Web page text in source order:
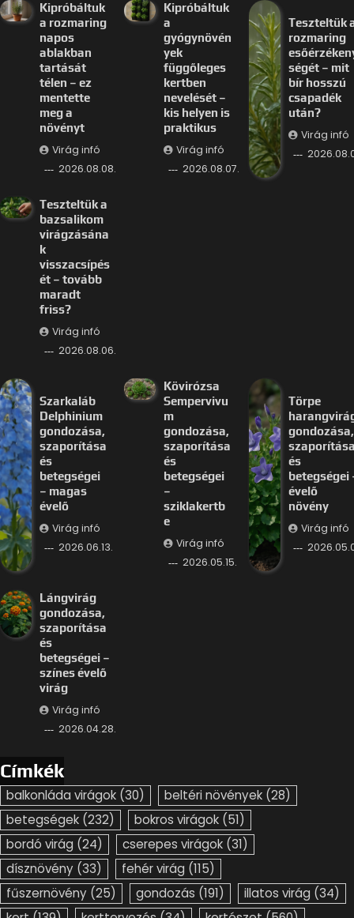
Kipróbáltuk
a rozmaring
napos
ablakban
tartását
télen – ez
mentette
meg a
növényt
Virág infó
2026.08.08.
Kipróbáltuk
a
gyógynövén
yek
függőleges
kertben
nevelését –
kis helyen is
praktikus
Virág infó
2026.08.07.
Teszteltük
rozmaring
ségét – mit
bír hosszú
csapadék
után?
Virág infó
Teszteltük a
bazsalikom
virágzásána
k
visszacsípés
ét – tovább
maradt
friss?
Virág infó
2026.08.06.
Szarkaláb
Delphinium
gondozása,
szaporítása
és
betegségei
– magas
évelő
Virág infó
2026.06.13.
Kövirózsa
Sempervivu
m
gondozása,
szaporítása
és
betegségei
–
sziklakertb
e
Virág infó
2026.05.15.
Törpe
gondozása,
és
betegségei
évelő
növény
Virág infó
Lángvirág
gondozása,
szaporítása
és
betegségei –
színes évelő
virág
Virág infó
2026.04.28.
Címkék
balkonláda virágok (30) beltéri növények (28)
betegségek (232) bokros virágok (51)
bordó virág (24) cserepes virágok (31)
dísznövény (33) fehér virág (115)
fűszernövény (25) gondozás (191) illatos virág (34)